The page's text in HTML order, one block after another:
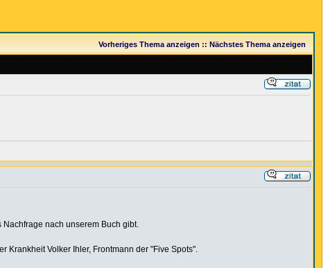
Vorheriges Thema anzeigen :: Nächstes Thema anzeigen
Nachfrage nach unserem Buch gibt.
Krankheit Volker Ihler, Frontmann der "Five Spots".